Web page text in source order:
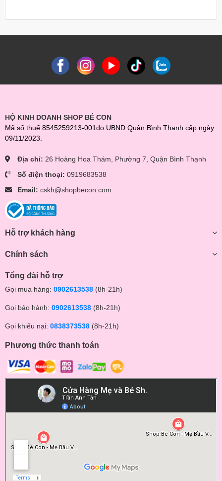
● Dễ sử dụng: với dây kéo phía trước đồng thời với bản ở phía
● Dây đeo vai có thể tháo rời tuỳ vào nhu cầu của mẹ
● Có thể điều chỉnh kích cỡ, vừa vặn hoàn hảo cho mẹ sau sinh:
đối với các bà mẹ sau sinh, hình dáng bầu ngực thay đổi và tăng
10 kích cỡ để đảm bảo vừa vặn thoải mái
*** Tất cả sản phẩm của Shop Bé Con đều là hàng chính
hãng 100%, đảm bảo chất lượng. Có đầy đủ giấy Bảo hành
chính hãng ***
** Tham quan Fanpage của Shop tại đây :
https://www.facebook.com/beconmall
https://www.facebook.com/dososinh.shopbecon/
Nhắn tin cho shop để được báo giá tốt và theo dõi các chương
trình khuyến mãi siêu hot nhé!
HỘ KINH DOANH SHOP BÉ CON
Mã số thuế 8545259213-001do UBND Quận Bình Thạnh cấp ngày
09/11/2023.
Địa chỉ: 26 Hoàng Hoa Thám, Phường 7, Quận Bình Thạnh
Số điện thoại: 0919683538
Email: cskh@shopbecon.com
Hỗ trợ khách hàng
Chính sách
Tổng đài hỗ trợ
Gọi mua hàng: 0902613538 (8h-21h)
Gọi bảo hành: 0902613538 (8h-21h)
Gọi khiếu nại: 0838373538 (8h-21h)
Phương thức thanh toán